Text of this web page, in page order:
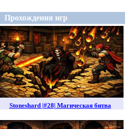
Прохождения игр
Stoneshard |#28| Магическая битва